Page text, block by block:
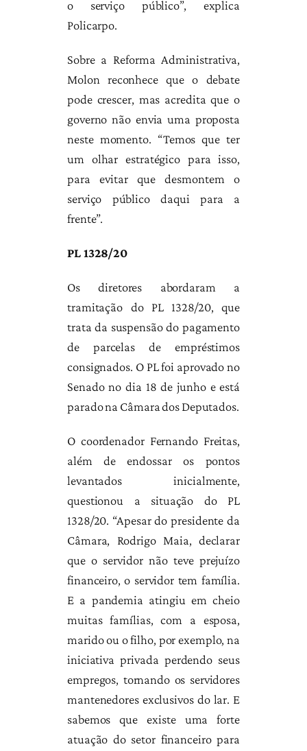
o serviço público”, explica
Policarpo.
Sobre a Reforma Administrativa,
Molon reconhece que o debate
pode crescer, mas acredita que o
governo não envia uma proposta
neste momento. “Temos que ter
um olhar estratégico para isso,
para evitar que desmontem o
serviço público daqui para a
frente”.
PL 1328/20
Os diretores abordaram a
tramitação do PL 1328/20, que
trata da suspensão do pagamento
de parcelas de empréstimos
consignados. O PL foi aprovado no
Senado no dia 18 de junho e está
parado na Câmara dos Deputados.
O coordenador Fernando Freitas,
além de endossar os pontos
levantados inicialmente,
questionou a situação do PL
1328/20. “Apesar do presidente da
Câmara, Rodrigo Maia, declarar
que o servidor não teve prejuízo
financeiro, o servidor tem família.
E a pandemia atingiu em cheio
muitas famílias, com a esposa,
marido ou o filho, por exemplo, na
iniciativa privada perdendo seus
empregos, tornando os servidores
mantenedores exclusivos do lar. E
sabemos que existe uma forte
atuação do setor financeiro para